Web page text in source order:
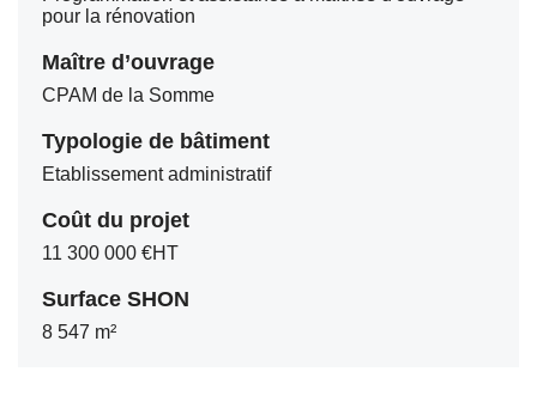
pour la rénovation
Maître d’ouvrage
CPAM de la Somme
Typologie de bâtiment
Etablissement administratif
Coût du projet
11 300 000 €HT
Surface SHON
8 547 m²